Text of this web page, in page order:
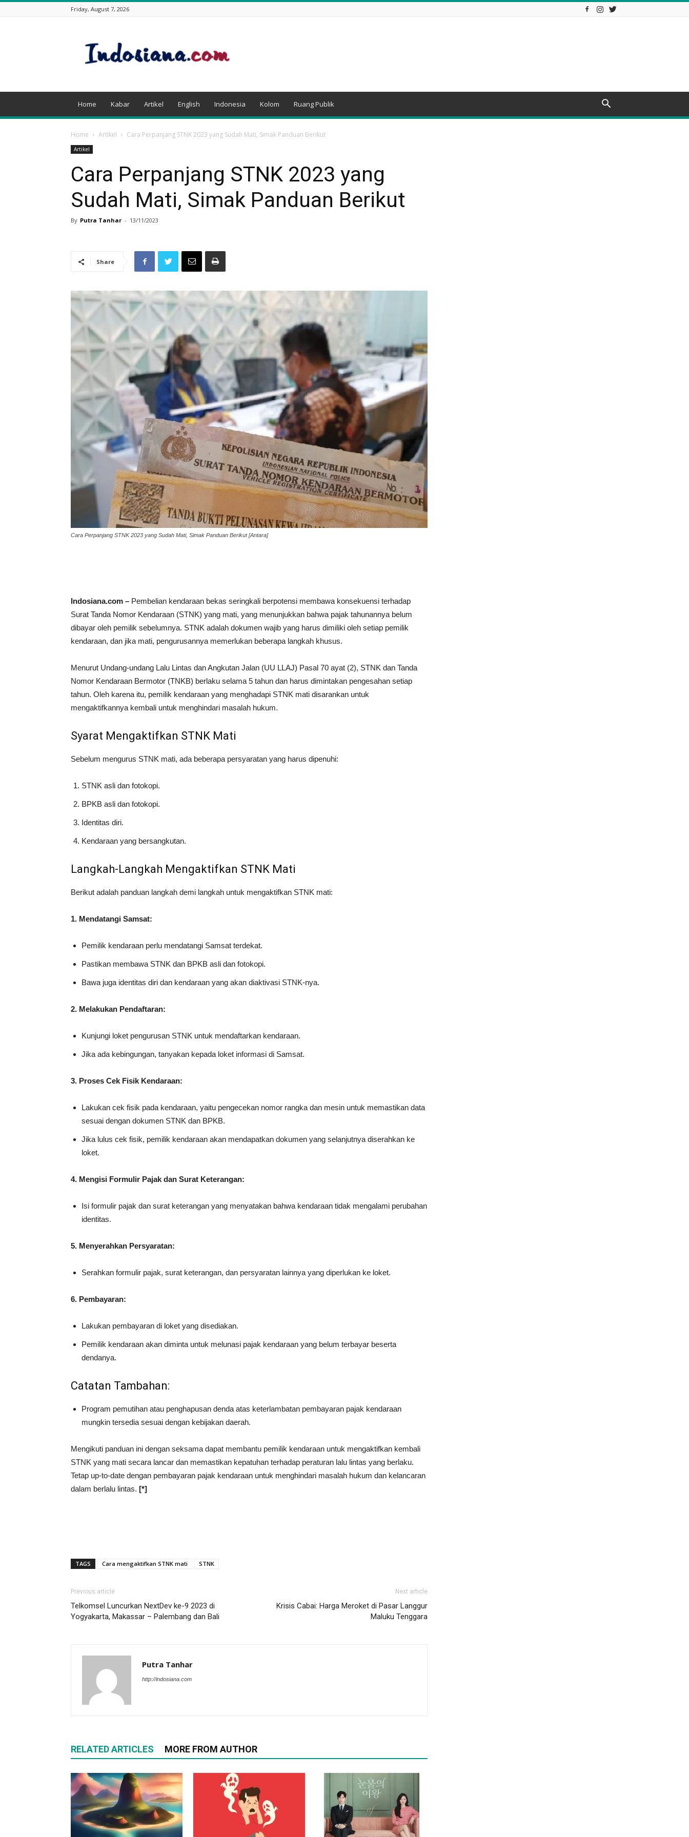
Friday, August 7, 2026
Home Kabar Artikel English Indonesia Kolom Ruang Publik
Home Artikel Cara Perpanjang STNK 2023 yang Sudah Mati, Simak Panduan Berikut
Artikel
Cara Perpanjang STNK 2023 yang
Sudah Mati, Simak Panduan Berikut
By Putra Tanhar - 13/11/2023
Share
Cara Perpanjang STNK 2023 yang Sudah Mati, Simak Panduan Berikut [Antara]
Indosiana.com – Pembelian kendaraan bekas seringkali berpotensi membawa konsekuensi terhadap
Surat Tanda Nomor Kendaraan (STNK) yang mati, yang menunjukkan bahwa pajak tahunannya belum
dibayar oleh pemilik sebelumnya. STNK adalah dokumen wajib yang harus dimiliki oleh setiap pemilik
kendaraan, dan jika mati, pengurusannya memerlukan beberapa langkah khusus.
Menurut Undang-undang Lalu Lintas dan Angkutan Jalan (UU LLAJ) Pasal 70 ayat (2), STNK dan Tanda
Nomor Kendaraan Bermotor (TNKB) berlaku selama 5 tahun dan harus dimintakan pengesahan setiap
tahun. Oleh karena itu, pemilik kendaraan yang menghadapi STNK mati disarankan untuk
mengaktifkannya kembali untuk menghindari masalah hukum.
Syarat Mengaktifkan STNK Mati
Sebelum mengurus STNK mati, ada beberapa persyaratan yang harus dipenuhi:
STNK asli dan fotokopi.
BPKB asli dan fotokopi.
Identitas diri.
Kendaraan yang bersangkutan.
Langkah-Langkah Mengaktifkan STNK Mati
Berikut adalah panduan langkah demi langkah untuk mengaktifkan STNK mati:
1. Mendatangi Samsat:
Pemilik kendaraan perlu mendatangi Samsat terdekat.
Pastikan membawa STNK dan BPKB asli dan fotokopi.
Bawa juga identitas diri dan kendaraan yang akan diaktivasi STNK-nya.
2. Melakukan Pendaftaran:
Kunjungi loket pengurusan STNK untuk mendaftarkan kendaraan.
Jika ada kebingungan, tanyakan kepada loket informasi di Samsat.
3. Proses Cek Fisik Kendaraan:
Lakukan cek fisik pada kendaraan, yaitu pengecekan nomor rangka dan mesin untuk memastikan data
sesuai dengan dokumen STNK dan BPKB.
Jika lulus cek fisik, pemilik kendaraan akan mendapatkan dokumen yang selanjutnya diserahkan ke
loket.
4. Mengisi Formulir Pajak dan Surat Keterangan:
Isi formulir pajak dan surat keterangan yang menyatakan bahwa kendaraan tidak mengalami perubahan
identitas.
5. Menyerahkan Persyaratan:
Serahkan formulir pajak, surat keterangan, dan persyaratan lainnya yang diperlukan ke loket.
6. Pembayaran:
Lakukan pembayaran di loket yang disediakan.
Pemilik kendaraan akan diminta untuk melunasi pajak kendaraan yang belum terbayar beserta
dendanya.
Catatan Tambahan:
Program pemutihan atau penghapusan denda atas keterlambatan pembayaran pajak kendaraan
mungkin tersedia sesuai dengan kebijakan daerah.
Mengikuti panduan ini dengan seksama dapat membantu pemilik kendaraan untuk mengaktifkan kembali
STNK yang mati secara lancar dan memastikan kepatuhan terhadap peraturan lalu lintas yang berlaku.
Tetap up-to-date dengan pembayaran pajak kendaraan untuk menghindari masalah hukum dan kelancaran
dalam berlalu lintas. [*]
TAGS Cara mengaktifkan STNK mati STNK
Previous article
Telkomsel Luncurkan NextDev ke-9 2023 di
Yogyakarta, Makassar – Palembang dan Bali
Next article
Krisis Cabai: Harga Meroket di Pasar Langgur
Maluku Tenggara
Putra Tanhar
http://indosiana.com
RELATED ARTICLES MORE FROM AUTHOR